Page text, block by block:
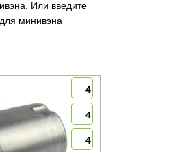
Или введите
минивэна
4
4
4